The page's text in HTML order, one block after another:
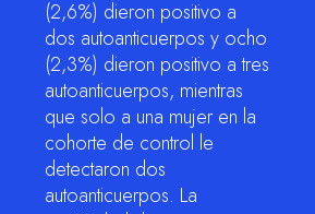
(2,6%) dieron positivo a
dos autoanticuerpos y ocho
(2,3%) dieron positivo a tres
autoanticuerpos, mientras
que solo a una mujer en la
cohorte de control le
detectaron dos
autoanticuerpos. La